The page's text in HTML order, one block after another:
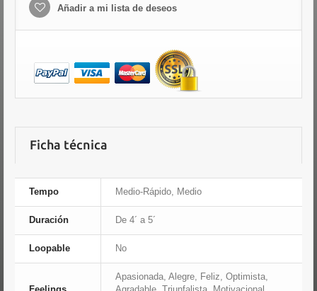
Añadir a mi lista de deseos
Ficha técnica
Tempo Medio-Rápido, Medio
Duración De 4´ a 5´
Loopable No
Apasionada, Alegre, Feliz, Optimista,